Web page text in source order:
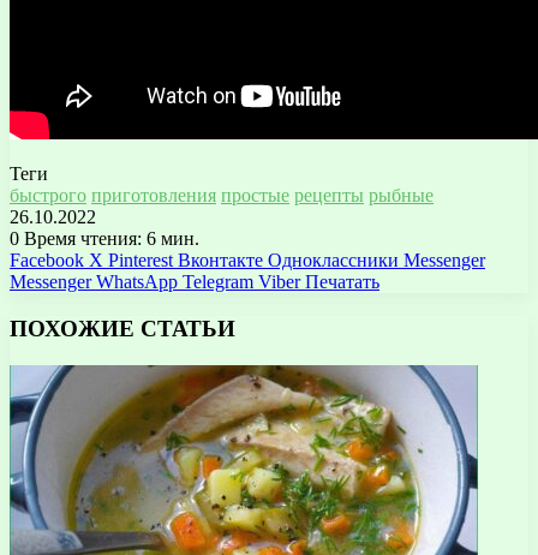
Теги
быстрого приготовления простые рецепты рыбные
26.10.2022
0 Время чтения: 6 мин.
Facebook X Pinterest Вконтакте Одноклассники Messenger
Messenger WhatsApp Telegram Viber Печатать
ПОХОЖИЕ СТАТЬИ